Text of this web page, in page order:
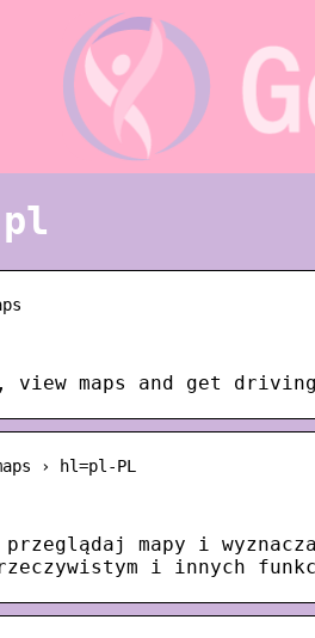
pl
view maps and get
› hl=pl-PL
mapy i
i innych